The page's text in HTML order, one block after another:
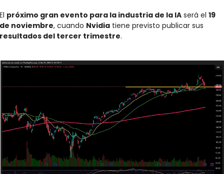
próximo gran evento para la industria de la IA será el 19
noviembre, cuando Nvidia
del tercer trimestre.